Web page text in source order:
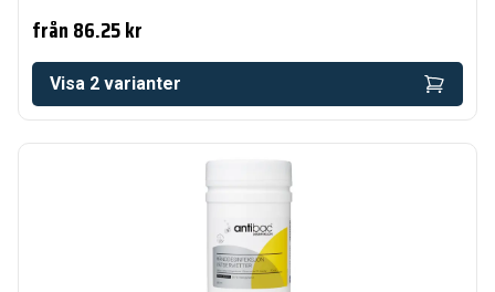
från86.25 kr
Visa 2 varianter